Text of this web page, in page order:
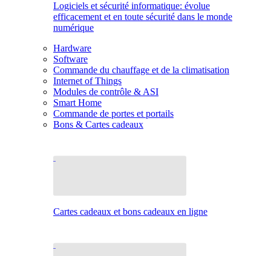
Logiciels et sécurité informatique: évolue
efficacement et en toute sécurité dans le monde
numérique
Hardware
Software
Commande du chauffage et de la climatisation
Internet of Things
Modules de contrôle & ASI
Smart Home
Commande de portes et portails
Bons & Cartes cadeaux
Cartes cadeaux et bons cadeaux en ligne